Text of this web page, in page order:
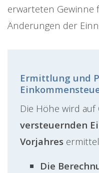
erwarteten Gewinne
Änderungen der
Ermittlung und
Die Höhe wird auf
versteuernden
Vorjahres
Die